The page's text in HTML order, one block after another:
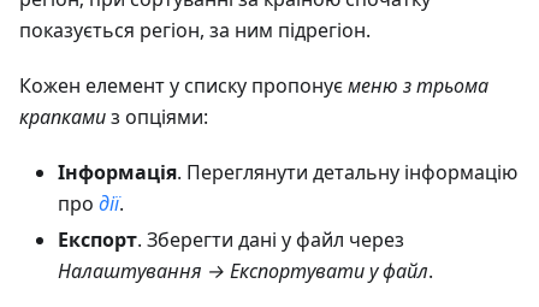
показується регіон, за ним підрегіон.
Кожен елемент у списку пропонуєменю з трьома
крапкамиз опціями:
Інформація. Переглянути детальну інформацію
про дії.
Експорт. Зберегти дані у файл через
Налаштування → Експортувати у файл.